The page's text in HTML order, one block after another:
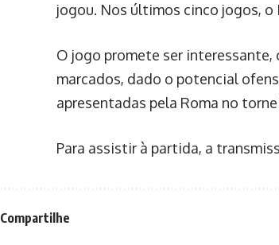
jogou. Nos últimos cinco jogos,
O jogo promete ser interessante,
marcados, dado o potencial
apresentadas pela Roma no
Para assistir à partida, a
Compartilhe